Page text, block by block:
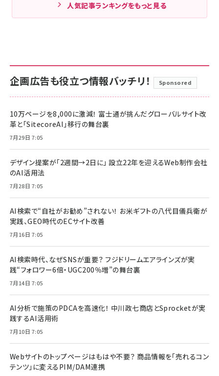
人気記事ランキングをもっと見る
企画広告も役立つ情報バッチリ！ Sponsored
10万ページを8,000に激減！ 富士通が挑んだグローバルサイト改
革と「SitecoreAI」移行の舞台裏
7月29日 7:05
デザイン提案が「2週間→2日に」 設立22年を迎えるWeb制作会社
のAI活用法
7月28日 7:05
AI検索で“自社がお勧め”されない！ お米ギフトの八代目儀兵衛が
実践、GEO時代のECサイト改善
7月16日 7:05
AI検索時代、なぜSNSが重要？ フジドリームエアラインズが実
践“フォロワー6倍・UGC200％増”の舞台裏
7月14日 7:05
AI分析で施策のPDCAを高速化！ 中川政七商店とSprocketが実
践するAI活用術
7月10日 7:05
Webサイトのトップページはもはや不要？ 商品情報を「売れるコン
テンツ」に変えるPIM/DAM連携